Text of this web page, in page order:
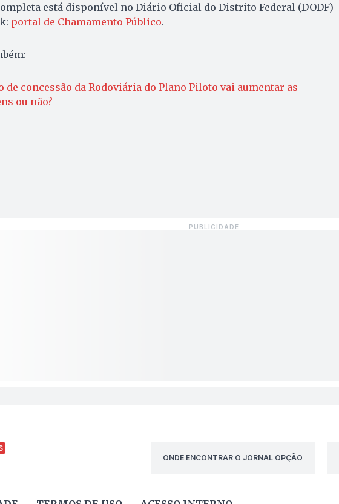
está disponível no Diário Oficial do Distrito Federal (DODF)
portal de Chamamento Público.
de concessão da Rodoviária do Plano Piloto vai aumentar as
ou não?
ONDE ENCONTRAR O JORNAL OPÇÃO